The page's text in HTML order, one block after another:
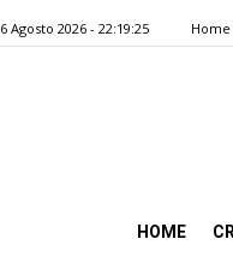
6 Agosto 2026 - 22:19:25 Home
HOME